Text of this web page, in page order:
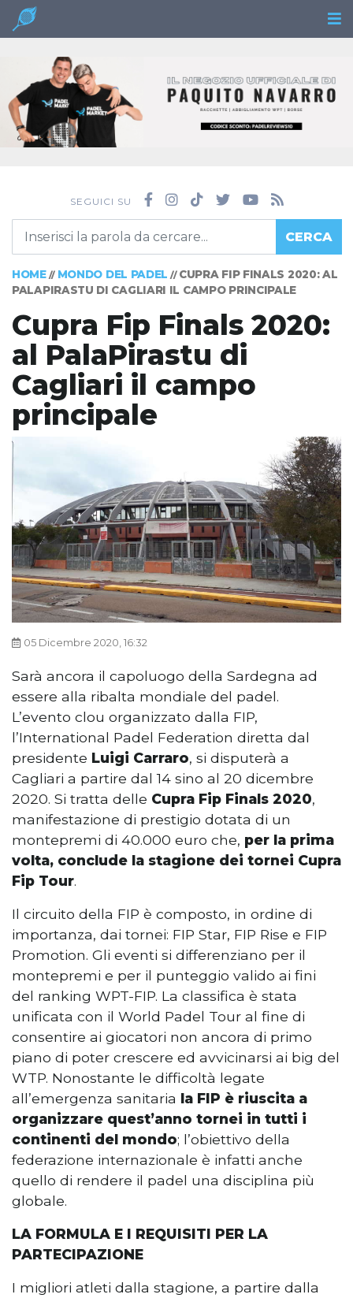
SEGUICI SU
CERCA
HOME// MONDO DEL PADEL // CUPRA FIP FINALS 2020: AL
PALAPIRASTU DI CAGLIARI IL CAMPO PRINCIPALE
Cupra Fip Finals 2020:
al PalaPirastu di
Cagliari il campo
principale
05 Dicembre 2020, 16:32
Sarà ancora il capoluogo della Sardegna ad
essere alla ribalta mondiale del padel.
L’evento clou organizzato dalla FIP,
l’International Padel Federation diretta dal
presidente Luigi Carraro, si disputerà a
Cagliari a partire dal 14 sino al 20 dicembre
2020. Si tratta delle Cupra Fip Finals 2020,
manifestazione di prestigio dotata di un
montepremi di 40.000 euro che, per la prima
volta, conclude la stagione dei tornei Cupra
Fip Tour.
Il circuito della FIP è composto, in ordine di
importanza, dai tornei: FIP Star, FIP Rise e FIP
Promotion. Gli eventi si differenziano per il
montepremi e per il punteggio valido ai fini
del ranking WPT-FIP. La classifica è stata
unificata con il World Padel Tour al fine di
consentire ai giocatori non ancora di primo
piano di poter crescere ed avvicinarsi ai big del
WTP. Nonostante le difficoltà legate
all’emergenza sanitaria la FIP è riuscita a
organizzare quest’anno tornei in tutti i
continenti del mondo; l’obiettivo della
federazione internazionale è infatti anche
quello di rendere il padel una disciplina più
globale.
LA FORMULA E I REQUISITI PER LA
PARTECIPAZIONE
I migliori atleti dalla stagione, a partire dalla